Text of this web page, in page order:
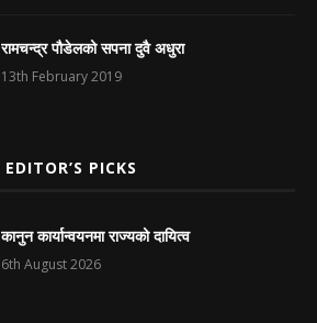
रामचन्द्र पौडेलको सपना दुवै अधुरा
13th February 2019
EDITOR’S PICKS
कानुन कार्यान्वयनमा राज्यको दायित्व
6th August 2026